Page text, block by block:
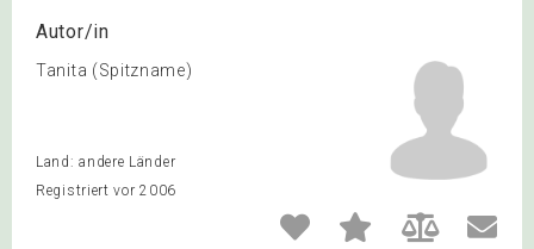
Autor/in
Tanita (Spitzname)
Land: andere Länder
Registriert vor 2006